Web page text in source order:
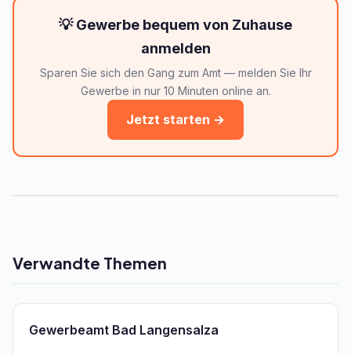
💡 Gewerbe bequem von Zuhause
anmelden
Sparen Sie sich den Gang zum Amt — melden Sie Ihr
Gewerbe in nur 10 Minuten online an.
Jetzt starten →
Verwandte Themen
Gewerbeamt Bad Langensalza